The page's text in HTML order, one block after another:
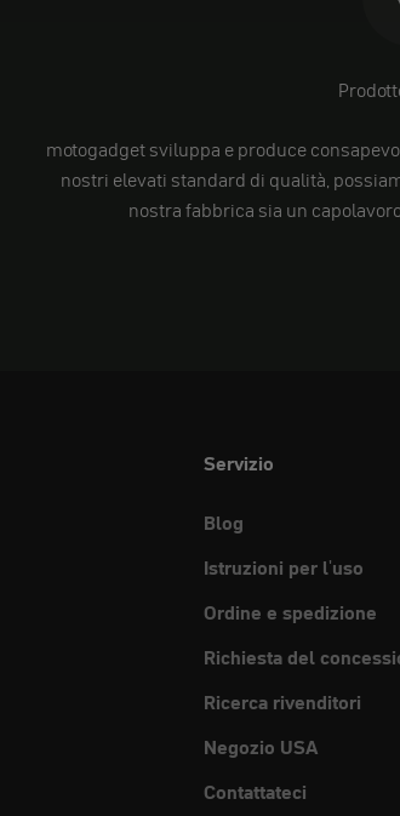
motogadget sviluppa e produce
nostri elevati standard di qualità,
nostra fabbrica sia un
Servizio
Blog
Istruzioni per l'uso
Ordine e spedizione
Richiesta del
Ricerca rivenditori
Negozio USA
Contattateci